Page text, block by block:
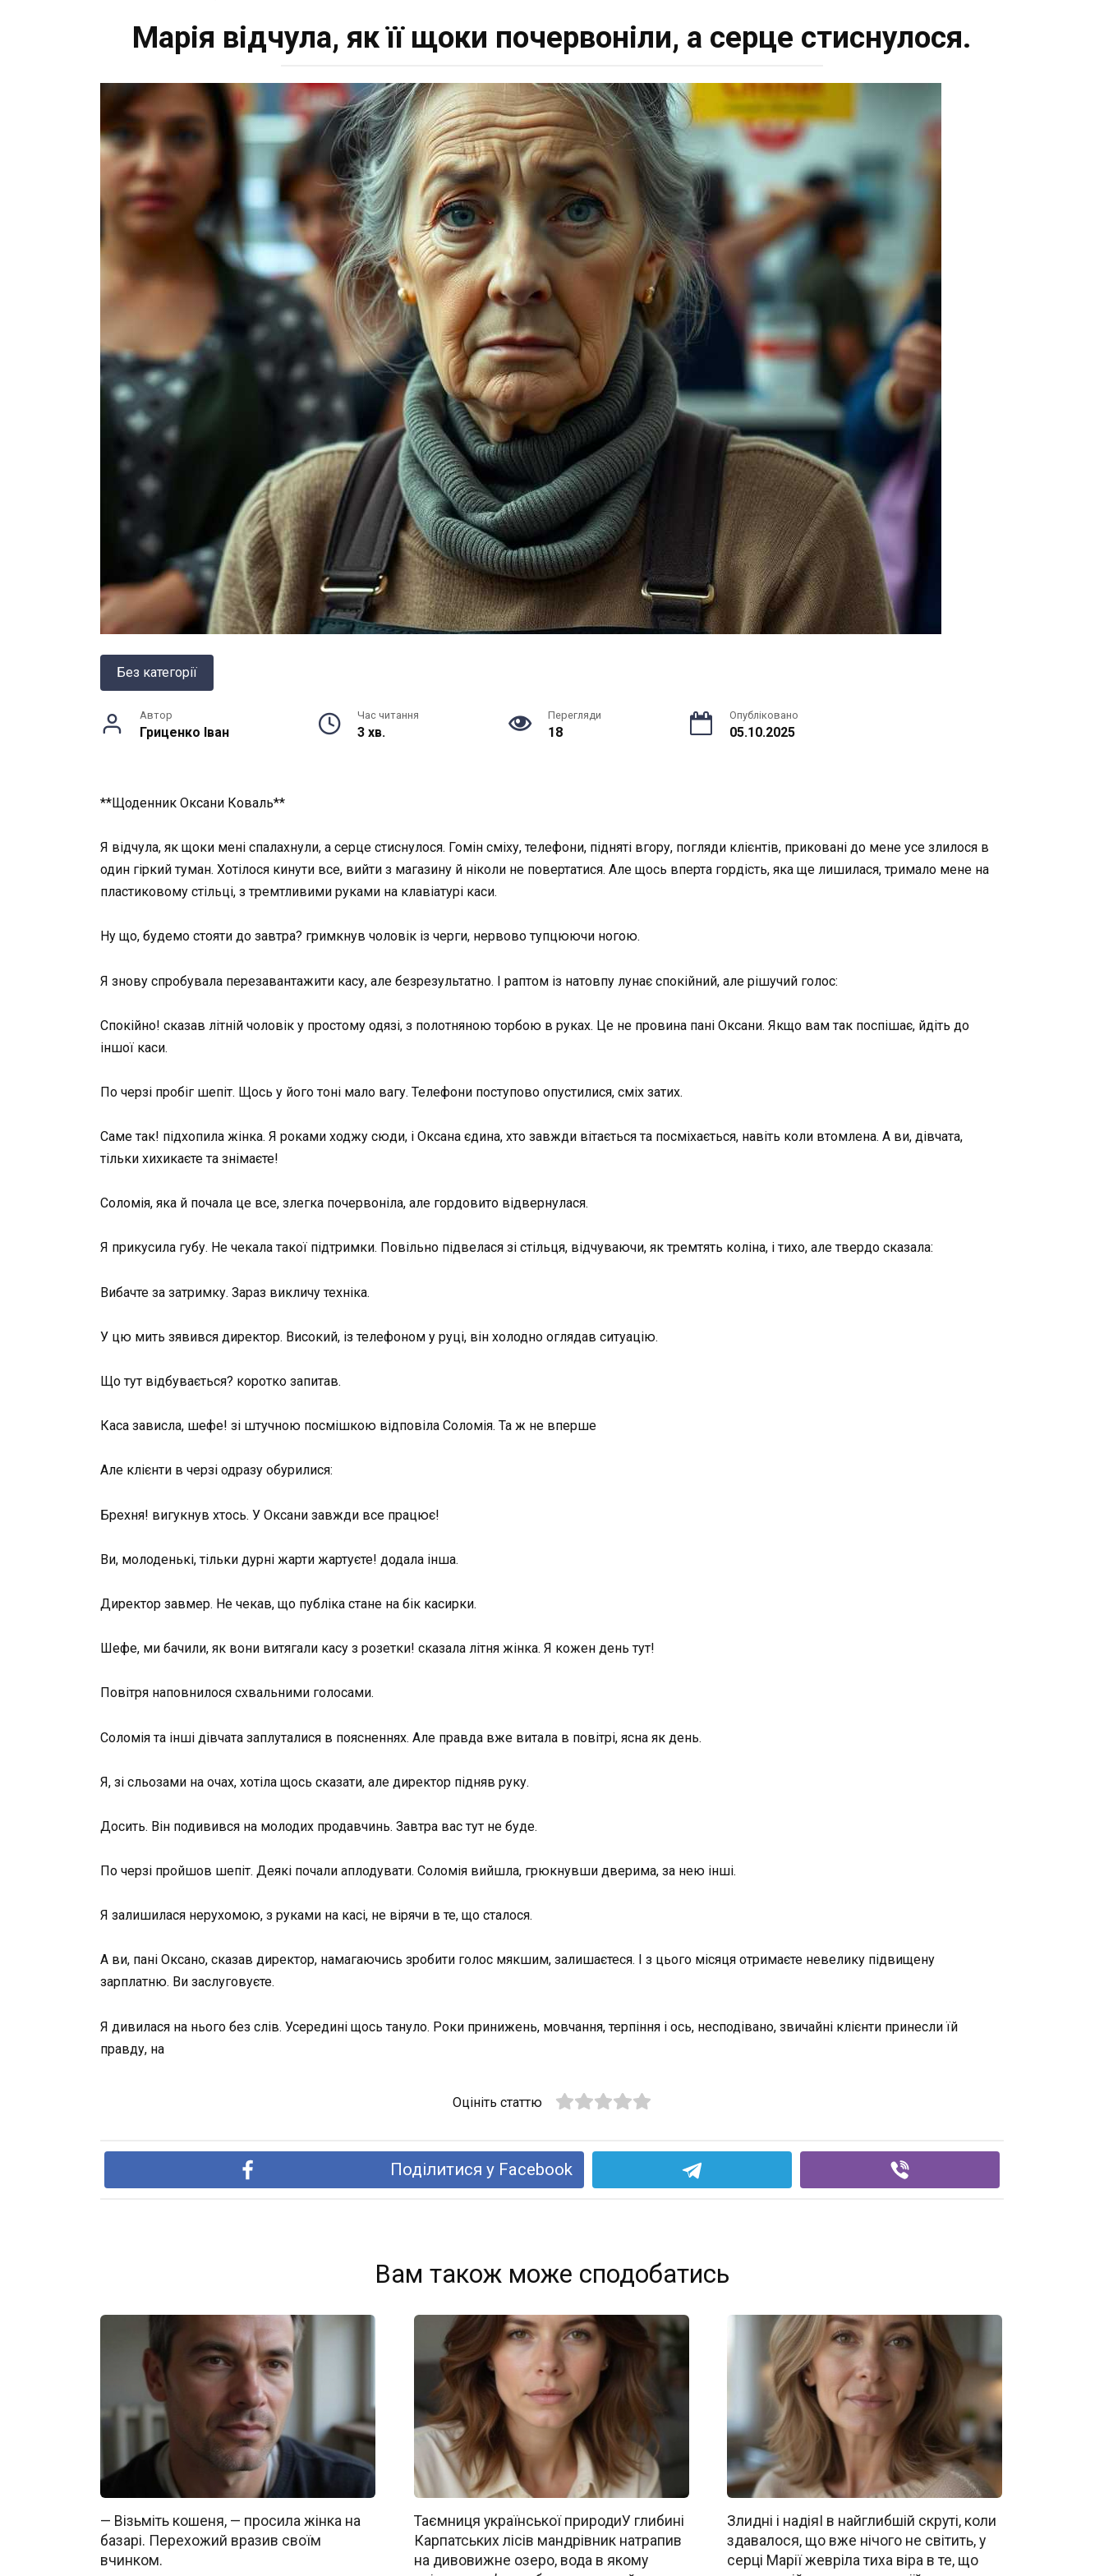
Марія відчула, як її щоки почервоніли, а серце стиснулося.
Без категорії
Автор
Гриценко Іван
Час читання
3 хв.
Перегляди
18
Опубліковано
05.10.2025
**Щоденник Оксани Коваль**
Я відчула, як щоки мені спалахнули, а серце стиснулося. Гомін сміху, телефони, підняті вгору, погляди клієнтів, приковані до мене усе злилося в
один гіркий туман. Хотілося кинути все, вийти з магазину й ніколи не повертатися. Але щось вперта гордість, яка ще лишилася, тримало мене на
пластиковому стільці, з тремтливими руками на клавіатурі каси.
Ну що, будемо стояти до завтра? гримкнув чоловік із черги, нервово тупцюючи ногою.
Я знову спробувала перезавантажити касу, але безрезультатно. І раптом із натовпу лунає спокійний, але рішучий голос:
Спокійно! сказав літній чоловік у простому одязі, з полотняною торбою в руках. Це не провина пані Оксани. Якщо вам так поспішає, йдіть до
іншої каси.
По черзі пробіг шепіт. Щось у його тоні мало вагу. Телефони поступово опустилися, сміх затих.
Саме так! підхопила жінка. Я роками ходжу сюди, і Оксана єдина, хто завжди вітається та посміхається, навіть коли втомлена. А ви, дівчата,
тільки хихикаєте та знімаєте!
Соломія, яка й почала це все, злегка почервоніла, але гордовито відвернулася.
Я прикусила губу. Не чекала такої підтримки. Повільно підвелася зі стільця, відчуваючи, як тремтять коліна, і тихо, але твердо сказала:
Вибачте за затримку. Зараз викличу техніка.
У цю мить зявився директор. Високий, із телефоном у руці, він холодно оглядав ситуацію.
Що тут відбувається? коротко запитав.
Каса зависла, шефе! зі штучною посмішкою відповіла Соломія. Та ж не вперше
Але клієнти в черзі одразу обурилися:
Брехня! вигукнув хтось. У Оксани завжди все працює!
Ви, молоденькі, тільки дурні жарти жартуєте! додала інша.
Директор завмер. Не чекав, що публіка стане на бік касирки.
Шефе, ми бачили, як вони витягали касу з розетки! сказала літня жінка. Я кожен день тут!
Повітря наповнилося схвальними голосами.
Соломія та інші дівчата заплуталися в поясненнях. Але правда вже витала в повітрі, ясна як день.
Я, зі сльозами на очах, хотіла щось сказати, але директор підняв руку.
Досить. Він подивився на молодих продавчинь. Завтра вас тут не буде.
По черзі пройшов шепіт. Деякі почали аплодувати. Соломія вийшла, грюкнувши дверима, за нею інші.
Я залишилася нерухомою, з руками на касі, не вірячи в те, що сталося.
А ви, пані Оксано, сказав директор, намагаючись зробити голос мякшим, залишаєтеся. І з цього місяця отримаєте невелику підвищену
зарплатню. Ви заслуговуєте.
Я дивилася на нього без слів. Усередині щось тануло. Роки принижень, мовчання, терпіння і ось, несподівано, звичайні клієнти принесли їй
правду, на
Оцініть статтю
Поділитися у Facebook
Вам також може сподобатись
— Візьміть кошеня, — просила жінка на
базарі. Перехожий вразив своїм
вчинком.
Таємниця української природиУ глибині
Карпатських лісів мандрівник натрапив
на дивовижне озеро, вода в якому
Злидні і надіяІ в найглибшій скруті, коли
здавалося, що вже нічого не світить, у
серці Марії жевріла тиха віра в те, що